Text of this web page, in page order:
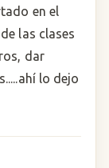
en el
las clases
dar
lo dejo